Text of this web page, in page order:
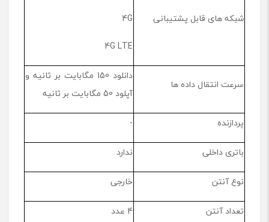
شبکه های قابل پشتیبانی
4G
4G LTE
سرعت انتقال داده ها
دانلود 150 مگابایت بر ثانیه و
آپلود 50 مگابایت بر ثانیه
پردازنده
-
باتری داخلی
ندارد
نوع آنتن
خارجی
تعداد آنتن
4 عدد